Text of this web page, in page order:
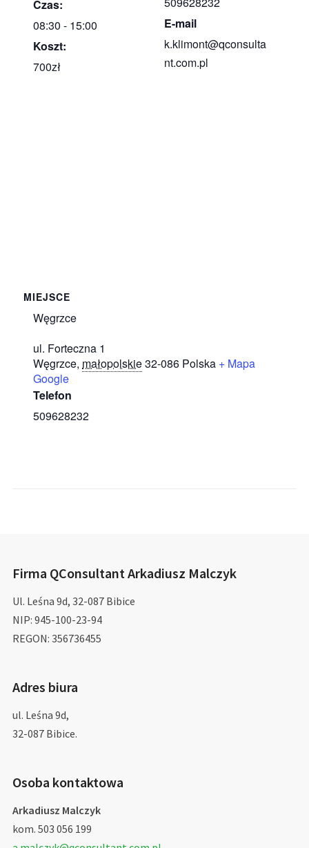
Czas:
08:30 - 15:00
Koszt:
700zł
E-mail
k.klimont@qconsulta
nt.com.pl
MIEJSCE
Węgrzce
ul. Forteczna 1
Węgrzce, małopolskie32-086 Polska + Mapa
Google
Telefon
509628232
Firma QConsultant Arkadiusz Malczyk
Ul. Leśna 9d, 32-087 Bibice
NIP: 945-100-23-94
REGON: 356736455
Adres biura
ul. Leśna 9d,
32-087 Bibice.
Osoba kontaktowa
Arkadiusz Malczyk
kom. 503 056 199